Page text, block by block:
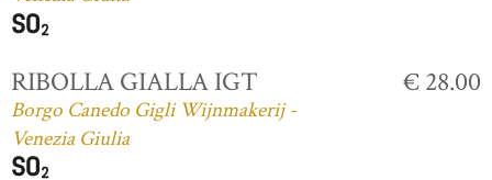
RIBOLLA GIALLA IGT
Borgo Canedo Gigli Wijnmakerij -
Venezia Giulia
€ 28.00